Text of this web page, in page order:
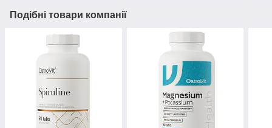
Подібні товари компанії